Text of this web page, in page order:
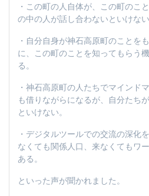
・この町の人自体が、この町のこ
の中の人が話し合わないといけない
・自分自身が神石高原町のことを
に、この町のことを知ってもらう
る。
・神石高原町の人たちでマインド
も借りながらになるが、自分たち
といけない。
・デジタルツールでの交流の深化
なくても関係人口、来なくてもワ
ある。
といった声が聞かれました。